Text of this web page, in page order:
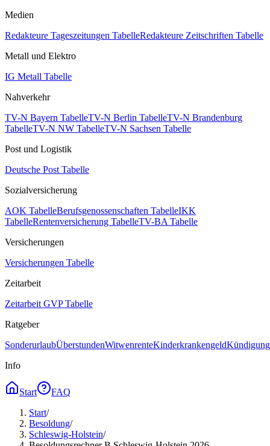
Medien
Redakteure Tageszeitungen TabelleRedakteure Zeitschriften Tabelle
Metall und Elektro
IG Metall Tabelle
Nahverkehr
TV-N Bayern TabelleTV-N Berlin TabelleTV-N Brandenburg
TabelleTV-N NW TabelleTV-N Sachsen Tabelle
Post und Logistik
Deutsche Post Tabelle
Sozialversicherung
AOK TabelleBerufsgenossenschaften TabelleIKK
TabelleRentenversicherung TabelleTV-BA Tabelle
Versicherungen
Versicherungen Tabelle
Zeitarbeit
Zeitarbeit GVP Tabelle
Ratgeber
SonderurlaubÜberstundenWitwenrenteKinderkrankengeld
Info
Start
FAQ
Start/
Besoldung/
Schleswig-Holstein/